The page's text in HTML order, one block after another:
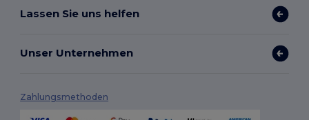
Lassen Sie uns helfen
Unser Unternehmen
Zahlungsmethoden